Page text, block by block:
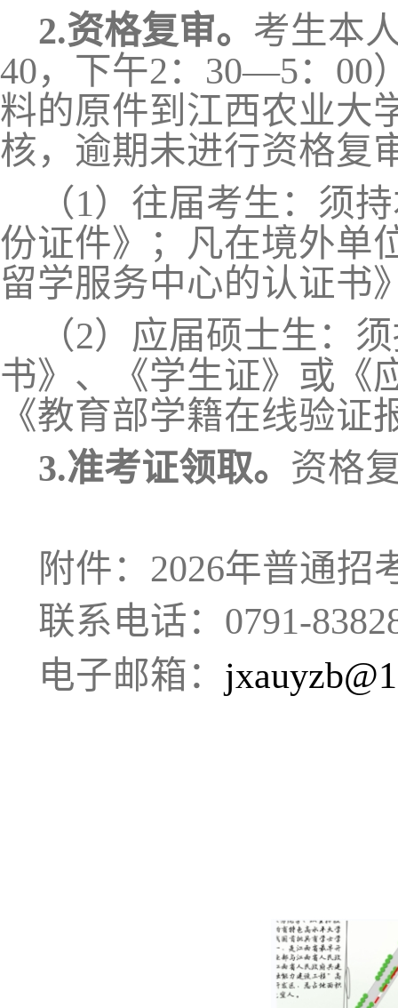
2.资格复审。 考生本
40，下午2：30—5：00
料的原件到江西农业大
核，逾期未进行资格复
（1）往届考生：须
份证件》；凡在境外单
留学服务中心的认证书
（2）应届硕士生：
书》、《学生证》或《
《教育部学籍在线验证
3.准考证领取。 资格
附件：2026年普通
联系电话：0791-
电子邮箱：